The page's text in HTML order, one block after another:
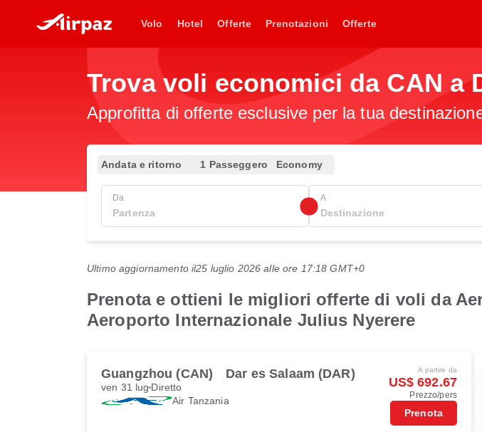
Volo Hotel Offerte Prenotazioni Offerte
Trova voli economici da CAN a
Approfitta di offerte esclusive per la tua
Andata e ritorno 1 Passeggero Economy
Da A
Ultimo aggiornamento il25 luglio 2026 alle ore 17:18 GMT+0
Prenota e ottieni le migliori offerte di voli da
Aeroporto Internazionale Julius Nyerere
Guangzhou (CAN) Dar es Salaam (DAR)
ven 31 lug Diretto
Air Tanzania
A partire da
US$ 692.67
Prezzo/pers
Prenota